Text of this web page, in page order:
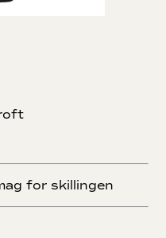
for skillingen